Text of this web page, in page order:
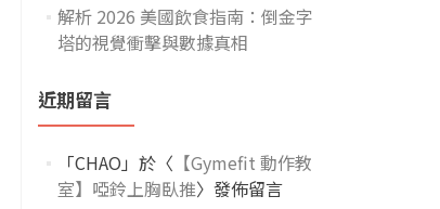
解析 2026 美國飲食指南：倒金字
塔的視覺衝擊與數據真相
近期留言
「CHAO 」於〈 【Gymefit 動作教
室】啞鈴上胸臥推〉發佈留言